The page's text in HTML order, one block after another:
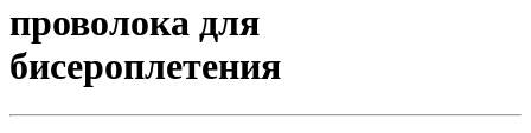
проволока для
бисероплетения